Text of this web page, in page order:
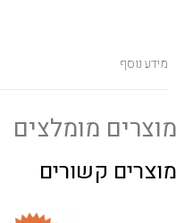
מידע נוסף
מוצרים מומלצים
מוצרים קשורים